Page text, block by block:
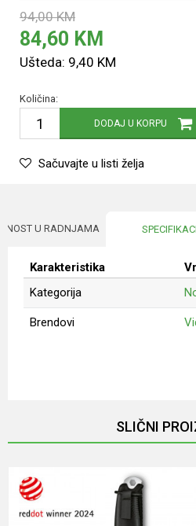
94,00 KM
84,60 KM
Ušteda: 9,40 KM
Količina:
DODAJ U KORPU
Sačuvajte u listi želja
U RADNJAMA
Karakteristika
Kategorija
Brendovi
SLIČNI